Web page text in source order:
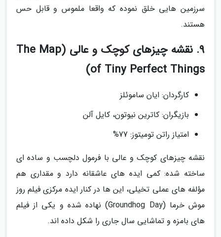
سرزمین هایی خلق نموده که واقعا ملموس و قابل حس
هستند.
9. نقشه چیزهای کوچک و عالی (The Map
of Tiny Perfect Things)
کارگردان: ایان ساموئلز
بازیگران: کاترین نیوتون، کایل آلن
امتیاز راتن تومیتوز: 77%
نقشه چیزهای کوچک و عالی با فرمول دلچسب و ساده ای
ساخته شده: کمی ایده های عاشقانه دارد و مقداری هم
مؤلفه های عملی تخیلی، این ها در کنار ایده مرکزی فیلم روز
موش خرما (Groundhog Day) نهاده شده و یکی از فیلم
های بامزه و تماشایی سال جاری را شکل داده اند.